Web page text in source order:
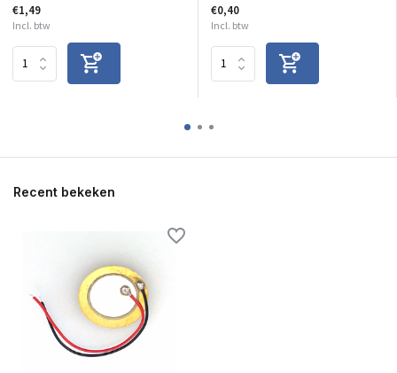
€1,49
Incl. btw
€0,40
Incl. btw
Recent bekeken